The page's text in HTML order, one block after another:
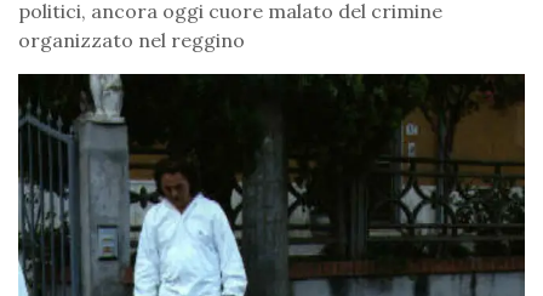
politici, ancora oggi cuore malato del crimine
organizzato nel reggino